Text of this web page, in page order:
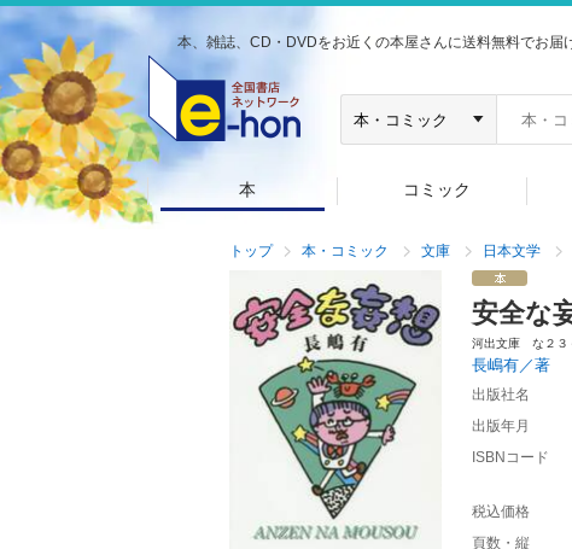
本、雑誌、CD・DVDをお近くの本屋さんに送料無料でお届
本 コミック
トップ 本・コミック 文庫 日本文学
安全な
河出文庫 な２３
長嶋有／著
出版社名
出版年月
ISBNコード
税込価格
頁数・縦